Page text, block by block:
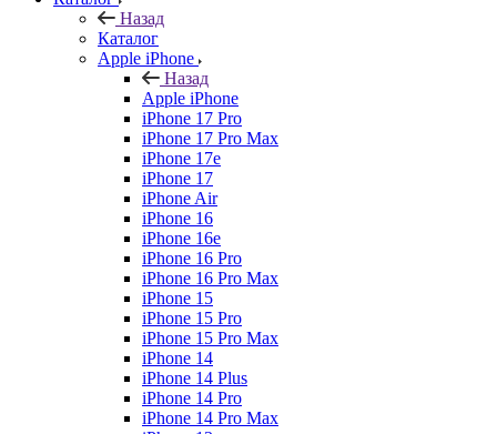
Назад
Каталог
Apple iPhone
Назад
Apple iPhone
iPhone 17 Pro
iPhone 17 Pro Max
iPhone 17e
iPhone 17
iPhone Air
iPhone 16
iPhone 16e
iPhone 16 Pro
iPhone 16 Pro Max
iPhone 15
iPhone 15 Pro
iPhone 15 Pro Max
iPhone 14
iPhone 14 Plus
iPhone 14 Pro
iPhone 14 Pro Max